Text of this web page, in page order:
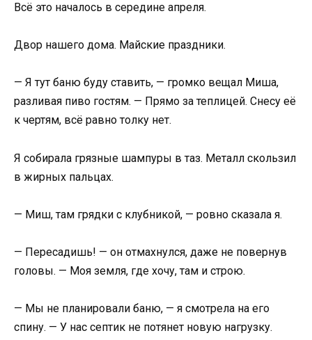
Всё это началось в середине апреля.
Двор нашего дома. Майские праздники.
— Я тут баню буду ставить, — громко вещал Миша,
разливая пиво гостям. — Прямо за теплицей. Снесу её
к чертям, всё равно толку нет.
Я собирала грязные шампуры в таз. Металл скользил
в жирных пальцах.
— Миш, там грядки с клубникой, — ровно сказала я.
— Пересадишь! — он отмахнулся, даже не повернув
головы. — Моя земля, где хочу, там и строю.
— Мы не планировали баню, — я смотрела на его
спину. — У нас септик не потянет новую нагрузку.